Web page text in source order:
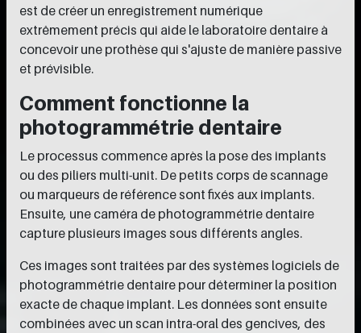
est de créer un enregistrement numérique
extrêmement précis qui aide le laboratoire dentaire à
concevoir une prothèse qui s'ajuste de manière passive
et prévisible.
Comment fonctionne la
photogrammétrie dentaire
Le processus commence après la pose des implants
ou des piliers multi-unit. De petits corps de scannage
ou marqueurs de référence sont fixés aux implants.
Ensuite, une caméra de photogrammétrie dentaire
capture plusieurs images sous différents angles.
Ces images sont traitées par des systèmes logiciels de
photogrammétrie dentaire pour déterminer la position
exacte de chaque implant. Les données sont ensuite
combinées avec un scan intra-oral des gencives, des